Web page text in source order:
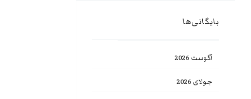
بایگانی‌ها
آگوست 2026
جولای 2026